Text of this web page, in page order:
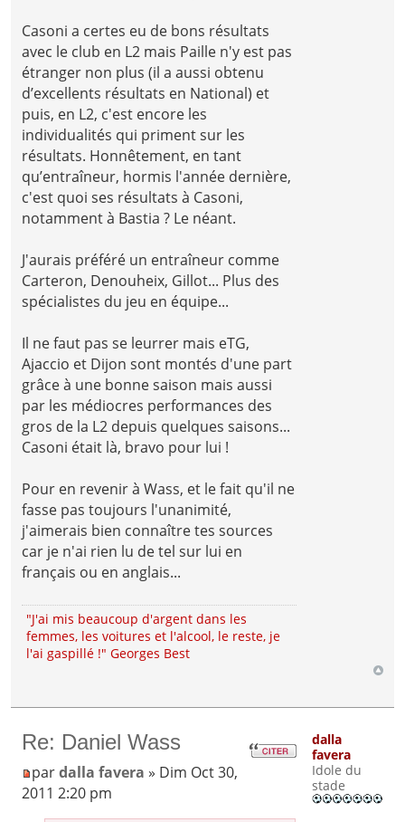
Casoni a certes eu de bons résultats
avec le club en L2 mais Paille n'y est pas
étranger non plus (il a aussi obtenu
d’excellents résultats en National) et
puis, en L2, c'est encore les
individualités qui priment sur les
résultats. Honnêtement, en tant
qu’entraîneur, hormis l'année dernière,
c'est quoi ses résultats à Casoni,
notamment à Bastia ? Le néant.
J'aurais préféré un entraîneur comme
Carteron, Denouheix, Gillot... Plus des
spécialistes du jeu en équipe...
Il ne faut pas se leurrer mais eTG,
Ajaccio et Dijon sont montés d'une part
grâce à une bonne saison mais aussi
par les médiocres performances des
gros de la L2 depuis quelques saisons...
Casoni était là, bravo pour lui !
Pour en revenir à Wass, et le fait qu'il ne
fasse pas toujours l'unanimité,
j'aimerais bien connaître tes sources
car je n'ai rien lu de tel sur lui en
français ou en anglais...
"J'ai mis beaucoup d'argent dans les
femmes, les voitures et l'alcool, le reste, je
l'ai gaspillé !" Georges Best
Re: Daniel Wass
pardalla favera » Dim Oct 30,
2011 2:20 pm
dalla
favera
Idole du
stade